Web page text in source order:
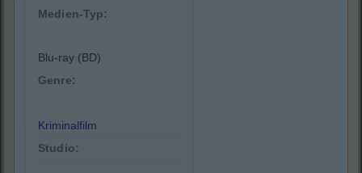
Medien-Typ:
Blu-ray (BD)
Genre:
Kriminalfilm
Studio: